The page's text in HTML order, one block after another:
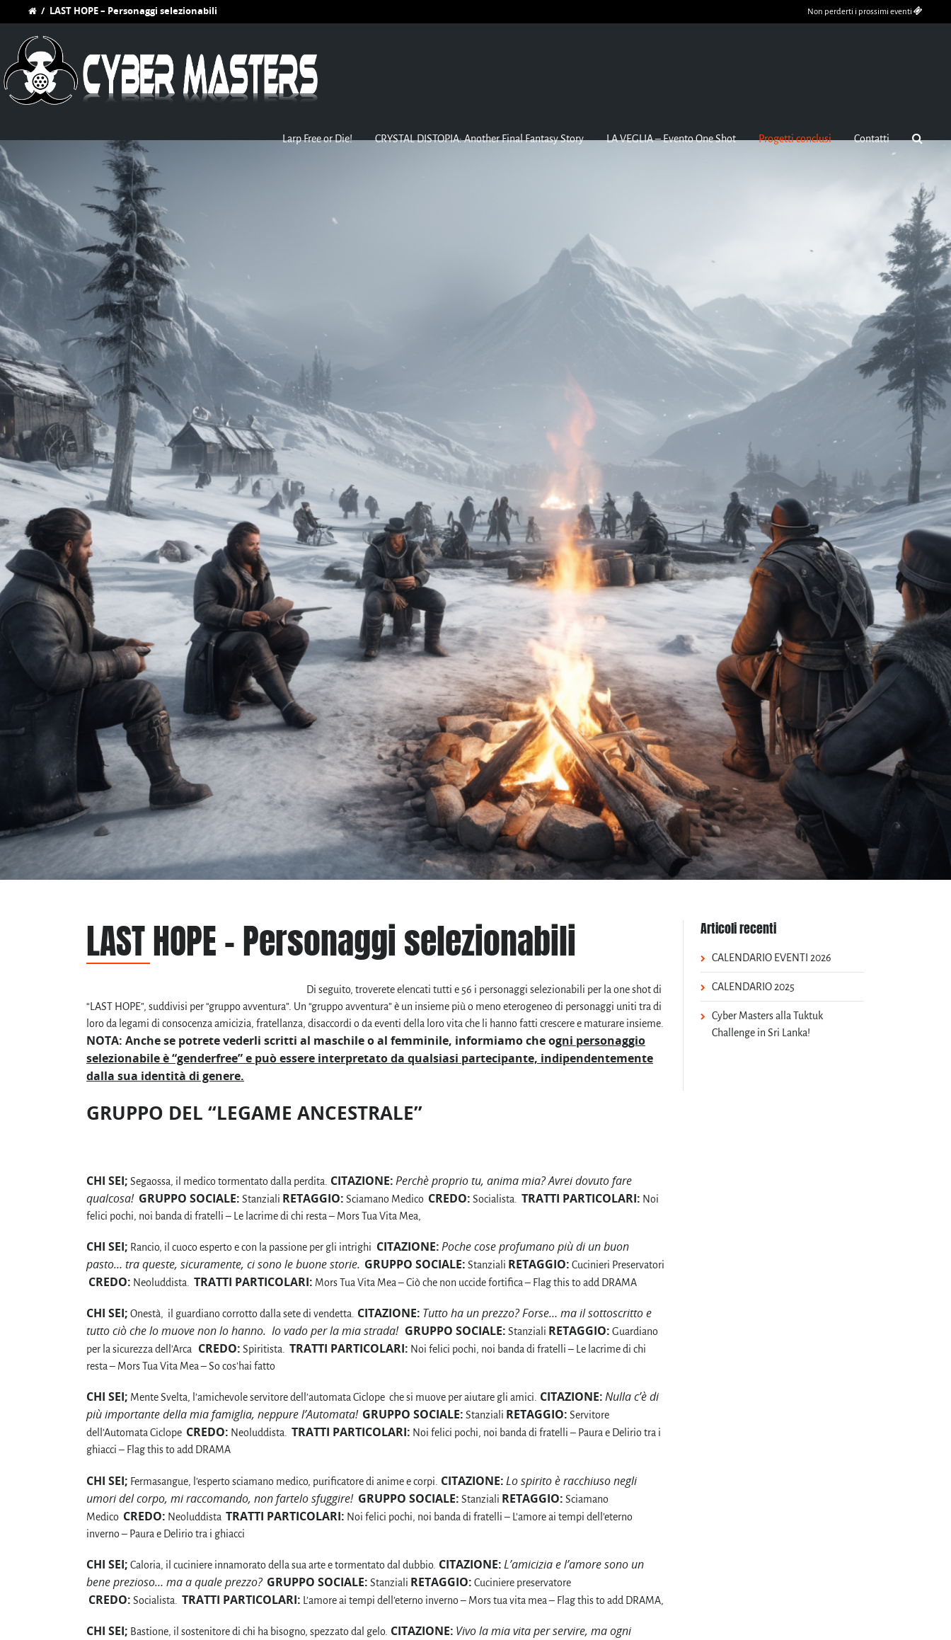
/ LAST HOPE – Personaggi selezionabili Non perderti i prossimi eventi
Larp Free or Die! CRYSTAL DISTOPIA: Another Final Fantasy Story LA VEGLIA – Evento One Shot Progetti conclusi Contatti
LAST HOPE – Personaggi selezionabili
Di seguito, troverete elencati tutti e 56 i personaggi selezionabili per la one shot di
“LAST HOPE”, suddivisi per “gruppo avventura”. Un “gruppo avventura” è un insieme più o meno eterogeneo di personaggi uniti tra di
loro da legami di consocenza amicizia, fratellanza, disaccordi o da eventi della loro vita che li hanno fatti crescere e maturare insieme.
NOTA: Anche se potrete vederli scritti al maschile o al femminile, informiamo che ogni personaggio
selezionabile è “genderfree” e può essere interpretato da qualsiasi partecipante, indipendentemente
dalla sua identità di genere.
GRUPPO DEL “LEGAME ANCESTRALE”
CHI SEI; Segaossa, il medico tormentato dalla perdita. CITAZIONE:Perchè proprio tu, anima mia? Avrei dovuto fare
qualcosa! GRUPPO SOCIALE: Stanziali RETAGGIO: Sciamano Medico CREDO: Socialista. TRATTI PARTICOLARI: Noi
felici pochi, noi banda di fratelli – Le lacrime di chi resta – Mors Tua Vita Mea,
CHI SEI; Rancio, il cuoco esperto e con la passione per gli intrighi CITAZIONE:Poche cose profumano più di un buon
pasto… tra queste, sicuramente, ci sono le buone storie. GRUPPO SOCIALE: Stanziali RETAGGIO: Cucinieri Preservatori
CREDO: Neoluddista. TRATTI PARTICOLARI: Mors Tua Vita Mea – Ciò che non uccide fortifica – Flag this to add DRAMA
CHI SEI; Onestà, il guardiano corrotto dalla sete di vendetta. CITAZIONE: Tutto ha un prezzo? Forse… ma il sottoscritto e
tutto ciò che lo muove non lo hanno. Io vado per la mia strada! GRUPPO SOCIALE: Stanziali RETAGGIO: Guardiano
per la sicurezza dell’Arca CREDO: Spiritista. TRATTI PARTICOLARI: Noi felici pochi, noi banda di fratelli – Le lacrime di chi
resta – Mors Tua Vita Mea – So cos’hai fatto
CHI SEI; Mente Svelta, l’amichevole servitore dell’automata Ciclope che si muove per aiutare gli amici. CITAZIONE:Nulla c’è di
più importante della mia famiglia, neppure l’Automata! GRUPPO SOCIALE: Stanziali RETAGGIO: Servitore
dell’Automata Ciclope CREDO: Neoluddista. TRATTI PARTICOLARI: Noi felici pochi, noi banda di fratelli – Paura e Delirio tra i
ghiacci – Flag this to add DRAMA
CHI SEI; Fermasangue, l’esperto sciamano medico, purificatore di anime e corpi. CITAZIONE:Lo spiritoè racchiuso negli
umori del corpo, mi raccomando, non fartelo sfuggire! GRUPPO SOCIALE: Stanziali RETAGGIO: Sciamano
Medico CREDO: Neoluddista TRATTI PARTICOLARI: Noi felici pochi, noi banda di fratelli – L’amore ai tempi dell’eterno
inverno – Paura e Delirio tra i ghiacci
CHI SEI; Caloria, il cuciniere innamorato della sua arte e tormentato dal dubbio. CITAZIONE:L’amicizia e l’amore sono un
bene prezioso… ma a quale prezzo? GRUPPO SOCIALE: Stanziali RETAGGIO: Cuciniere preservatore
CREDO: Socialista. TRATTI PARTICOLARI: L’amore ai tempi dell’eterno inverno – Mors tua vita mea – Flag this to add DRAMA,
CHI SEI; Bastione, il sostenitore di chi ha bisogno, spezzato dal gelo. CITAZIONE: Vivo la mia vita per servire, ma ogni
Articoli recenti
CALENDARIO EVENTI 2026
CALENDARIO 2025
Cyber Masters alla Tuktuk
Challenge in Sri Lanka!